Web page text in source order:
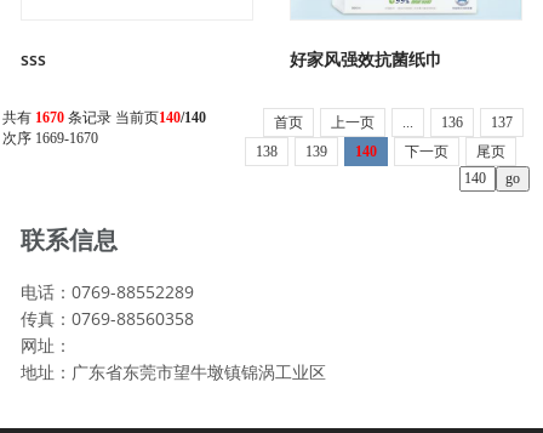
sss 好家风强效抗菌纸巾
共有 1670 条记录 当前页140/140
次序 1669-1670
首页 上一页 ... 136
137
138
139 140 下一页 尾页
联系信息
电话：0769-88552289
传真：0769-88560358
网址：
地址：广东省东莞市望牛墩镇锦涡工业区